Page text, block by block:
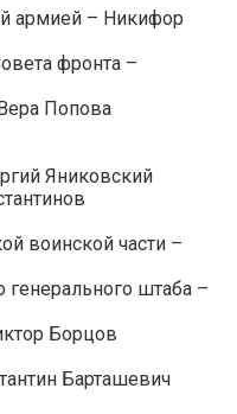
армией – Никифор
фронта –
Попова
Яниковский
воинской части –
генерального штаба –
Борцов
Барташевич